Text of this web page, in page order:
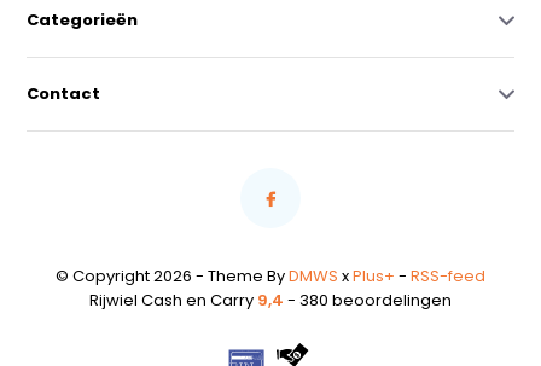
Categorieën
Contact
© Copyright 2026 - Theme ByDMWS xPlus+ - RSS-feed
Rijwiel Cash en Carry 9,4 - 380 beoordelingen